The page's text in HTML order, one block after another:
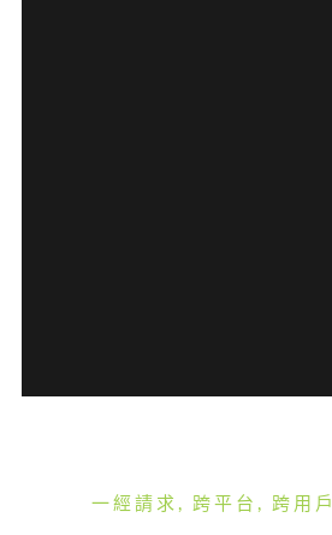
一經請求, 跨平台, 跨用戶